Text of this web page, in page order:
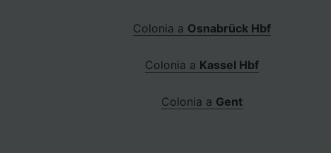
Colonia a Osnabrück Hbf
Colonia a Kassel Hbf
Colonia a Gent